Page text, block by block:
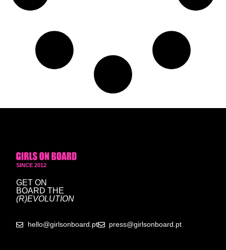
SINCE 2012
GET ON
BOARD THE
(R)EVOLUTION
hello@girlsonboard.pt press@girlsonboard.pt